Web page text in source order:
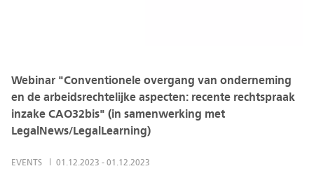
Webinar "Conventionele overgang van onderneming
en de arbeidsrechtelijke aspecten: recente rechtspraak
inzake CAO32bis" (in samenwerking met
LegalNews/LegalLearning)
EVENTS 01.12.2023 - 01.12.2023